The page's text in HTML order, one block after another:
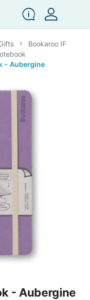
Bookaroo IF
- Aubergine
- Aubergine